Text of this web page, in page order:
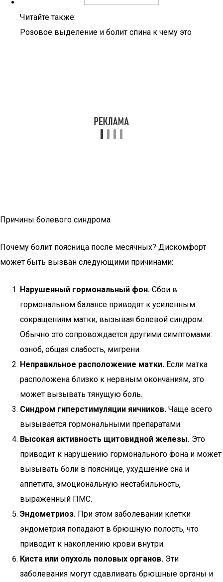
Читайте также:
Розовое выделение и болит спина к чему это
Причины болевого синдрома
Почему болит поясница после месячных? Дискомфорт
может быть вызван следующими причинами:
Нарушенный гормональный фон. Сбои в
гормональном балансе приводят к усиленным
сокращениям матки, вызывая болевой синдром.
Обычно это сопровождается другими симптомами:
озноб, общая слабость, мигрени.
Неправильное расположение матки. Если матка
расположена близко к нервным окончаниям, это
может вызывать тянущую боль.
Синдром гиперстимуляции яичников. Чаще всего
вызывается гормональными препаратами.
Высокая активность щитовидной железы. Это
приводит к нарушению гормонального фона и может
вызывать боли в пояснице, ухудшение сна и
аппетита, эмоциональную нестабильность,
выраженный ПМС.
Эндометриоз. При этом заболевании клетки
эндометрия попадают в брюшную полость, что
приводит к накоплению крови внутри.
Киста или опухоль половых органов. Эти
заболевания могут сдавливать брюшные органы и